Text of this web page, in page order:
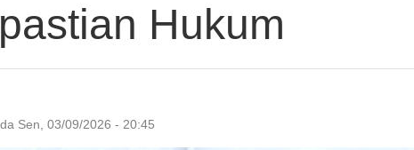
Hukum
Sen, 03/09/2026 - 20:45